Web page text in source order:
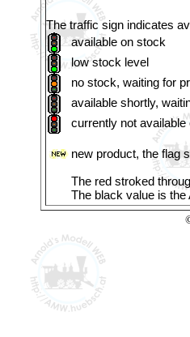
The traffic sign indicates
available on stock
low stock level
no stock, waiting for
available shortly,
currently not
new product, the flag
The red stroked
The black value is